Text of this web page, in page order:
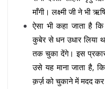
माँगी। लक्ष्मी जी ने भी
ऐसा भी कहा जाता है
कुबेर से धन उधार लिया
तक चुका देंगे। इस
उसे यह माना जाता है,
क़र्ज़ को चुकाने में मदद